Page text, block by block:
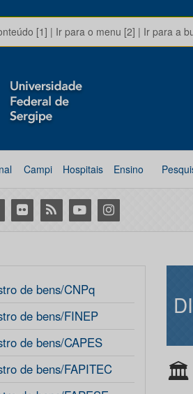
[1] | Ir para o menu [2] | Ir para a
Campi Hospitais Ensino
Flickr RSS YoutubeInstagram
de bens/CNPq
de bens/FINEP
de bens/CAPES
de bens/FAPITEC
🏛️